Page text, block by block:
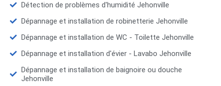
Détection de problèmes d'humidité Jehonville
Dépannage et installation de robinetterie Jehonville
Dépannage et installation de WC - Toilette Jehonville
Dépannage et installation d'évier - Lavabo Jehonville
Dépannage et installation de baignoire ou douche
Jehonville